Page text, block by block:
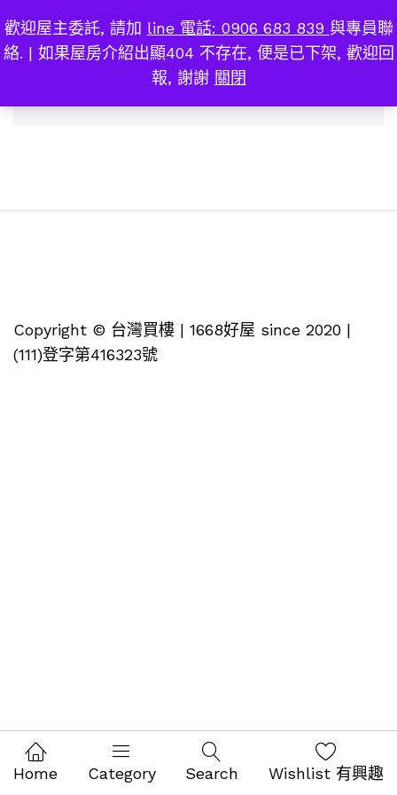
歡迎屋主委託, 請加 line 電話: 0906 683 839 與專員聯
絡. | 如果屋房介紹出顯404 不存在, 便是已下架, 歡迎回
報, 謝謝 關閉
高雄市苓雅區 0
Copyright © 台灣買樓 | 1668好屋 since 2020 |
(111)登字第416323號
Home Category Search Wishlist 有興趣